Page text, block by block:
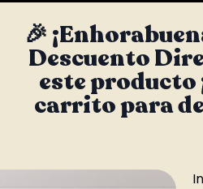
🎉
Descuento
este producto
carrito para